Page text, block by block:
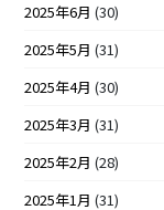
2025年6月 (30)
2025年5月 (31)
2025年4月 (30)
2025年3月 (31)
2025年2月 (28)
2025年1月 (31)